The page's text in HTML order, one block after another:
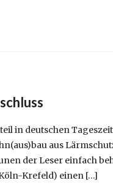
in deutschen
aus
der Leser einfach
Krefeld) einen […]